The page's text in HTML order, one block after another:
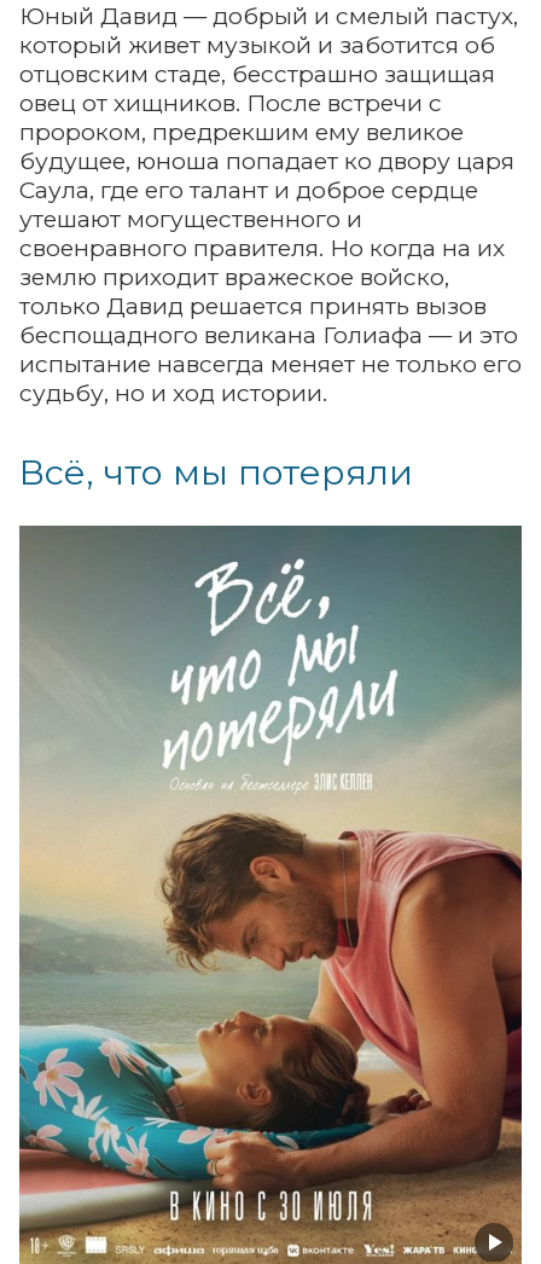
Юный Давид — добрый и смелый пастух,
который живет музыкой и заботится об
отцовским стаде, бесстрашно защищая
овец от хищников. После встречи с
пророком, предрекшим ему великое
будущее, юноша попадает ко двору царя
Саула, где его талант и доброе сердце
утешают могущественного и
своенравного правителя. Но когда на их
землю приходит вражеское войско,
только Давид решается принять вызов
беспощадного великана Голиафа — и это
испытание навсегда меняет не только его
судьбу, но и ход истории.
Всё, что мы потеряли